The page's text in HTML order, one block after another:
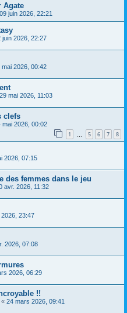
Agate
09 juin 2026, 22:21
juin 2026, 22:27
mai 2026, 00:42
29 mai 2026, 11:03
clefs
mai 2026, 00:02
1 5 6 7 8
2026, 07:15
des femmes dans le jeu
avr. 2026, 11:32
2026, 23:47
2026, 07:08
2026, 06:29
!!
« 24 mars 2026, 09:41